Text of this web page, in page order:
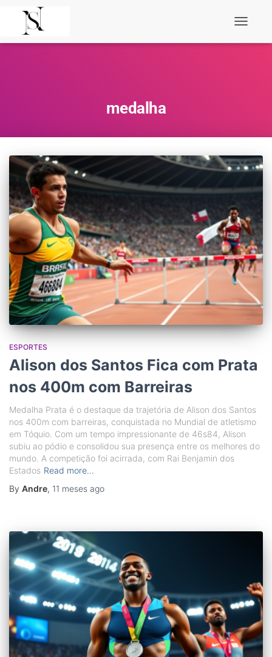
medalha
ESPORTES
Alison dos Santos Fica com Prata
nos 400m com Barreiras
Medalha Prata é o destaque da trajetória de Alison dos Santos
nos 400m com barreiras, conquistada no Mundial de atletismo
em Tóquio. Com um tempo impressionante de 46s84, Alison
subiu ao pódio e consolidou sua presença entre os melhores do
mundo. A competição foi acirrada, com Rai Benjamin dos
Estados Read more…
By Andre, 11 meses ago